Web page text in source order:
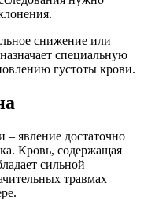
снижение или
специальную
густоты крови.
явление достаточно
Кровь, содержащая
сильной
травмах